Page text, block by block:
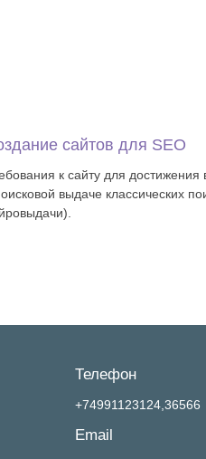
сайтов для SEO
к сайту для достижения
выдаче классических
Телефон
+74991123124,36566
Email